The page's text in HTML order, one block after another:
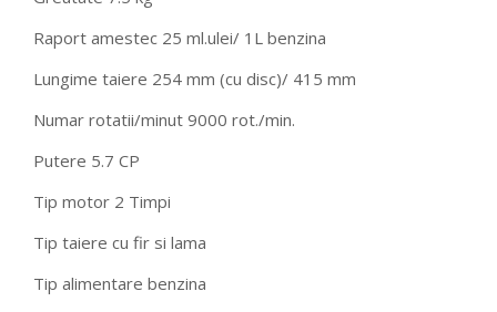
Raport amestec 25 ml.ulei/ 1L benzina
Lungime taiere 254 mm (cu disc)/ 415 mm
Numar rotatii/minut 9000 rot./min.
Putere 5.7 CP
Tip motor 2 Timpi
Tip taiere cu fir si lama
Tip alimentare benzina